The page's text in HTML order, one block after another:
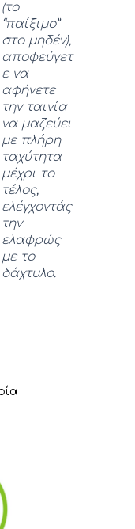
(το
“παίξιμο”
στο μηδέν),
αποφεύγετ
ε να
αφήνετε
την ταινία
να μαζεύει
με πλήρη
ταχύτητα
μέχρι το
τέλος,
ελέγχοντάς
την
ελαφρώς
με το
δάχτυλο.